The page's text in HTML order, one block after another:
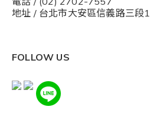
地址 / 台北市大安區信義路三
FOLLOW US